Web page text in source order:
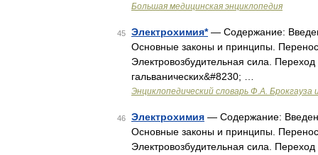
Большая медицинская энциклопедия
45 Электрохимия*— Содержание:
Основные законы и принципы.
Электровозбудительная сила.
гальванических&#8230; …
Энциклопедический словарь Ф.А.
46 Электрохимия — Содержание:
Основные законы и принципы.
Электровозбудительная сила.